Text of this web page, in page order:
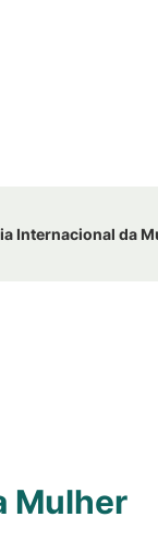
Internacional da
Mulher